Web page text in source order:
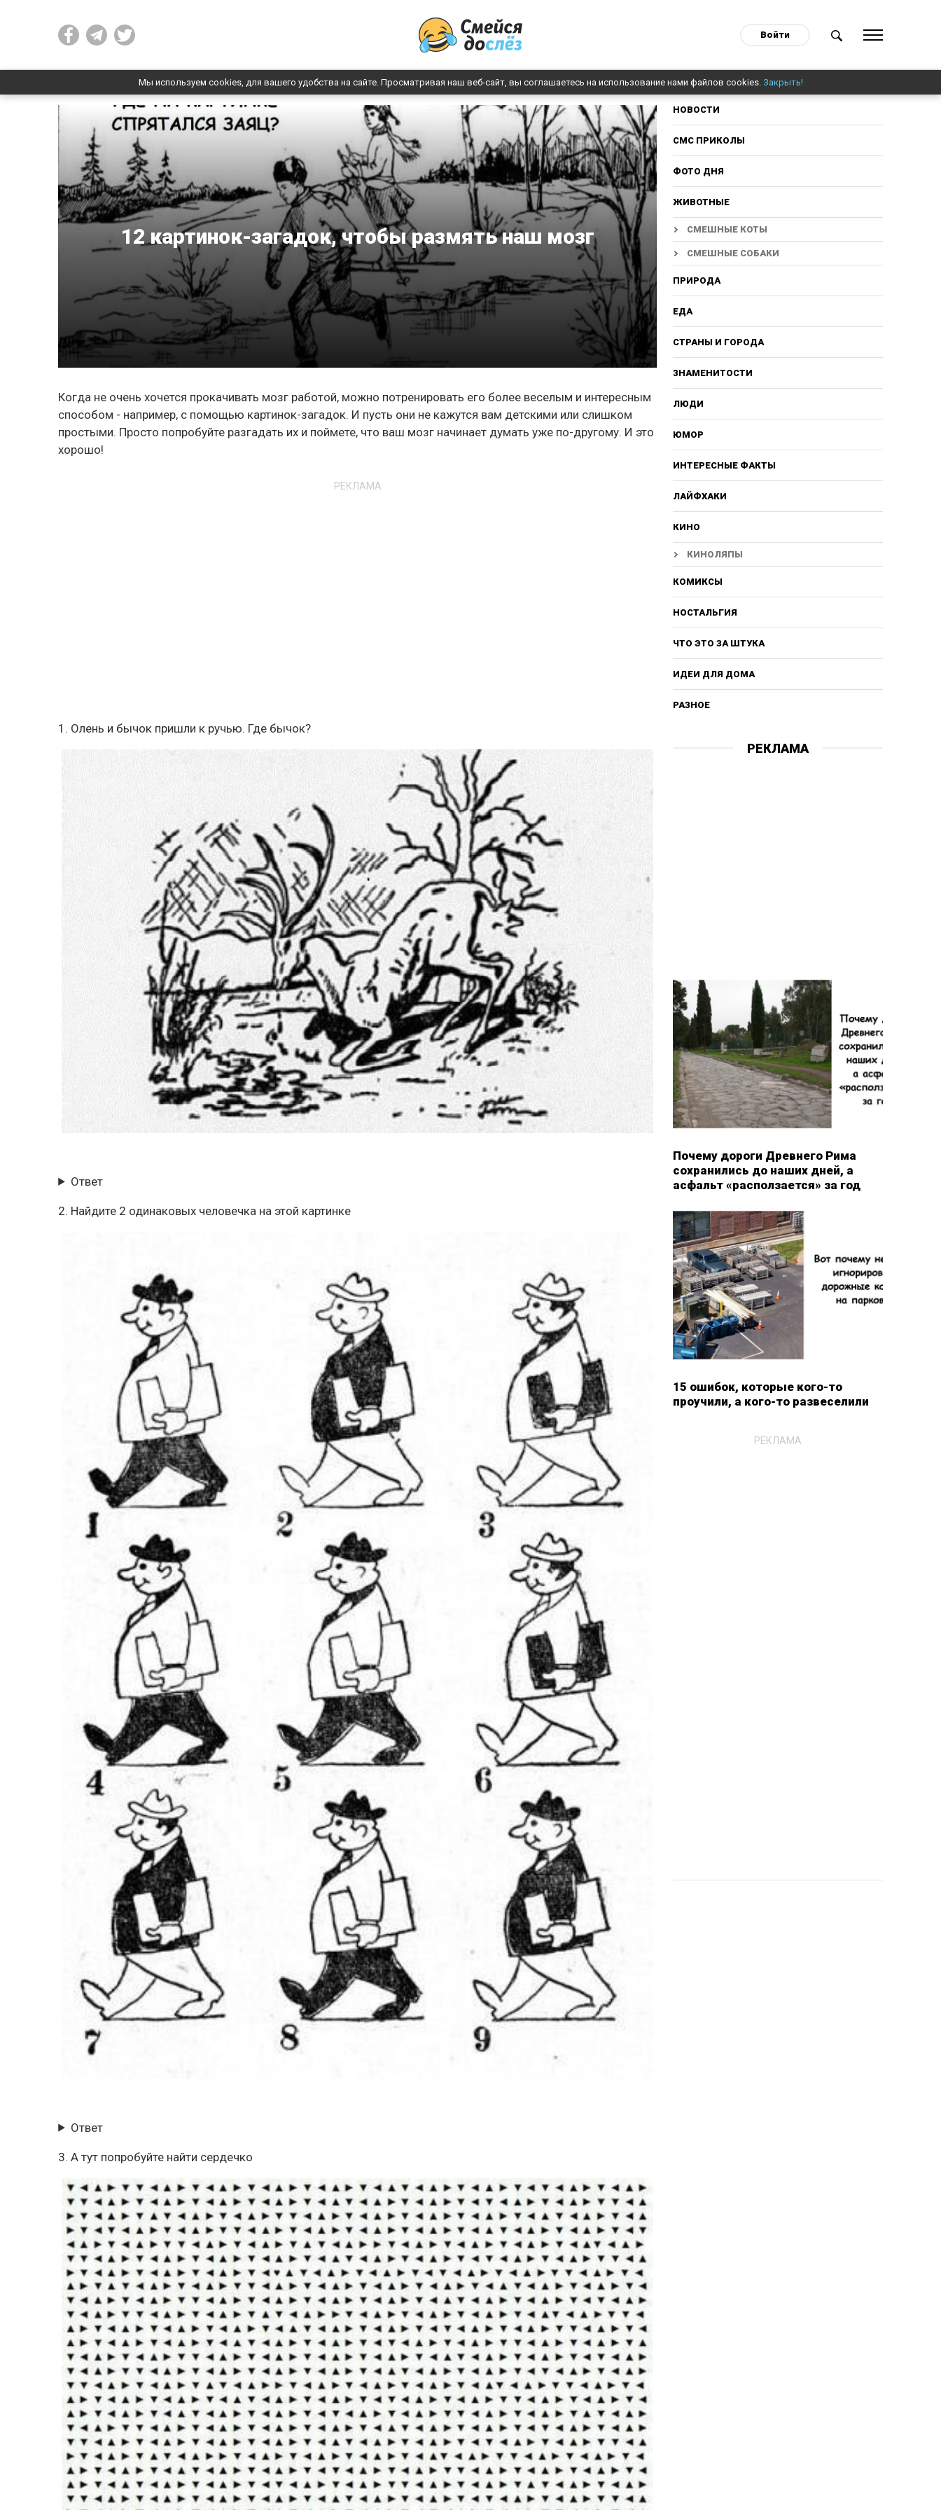
Войти
Мы используем cookies, для вашего удобства на сайте. Просматривая наш веб-сайт, вы соглашаетесь на использование нами файлов cookies. Закрыть!
12 картинок-загадок, чтобы размять наш мозг
Когда не очень хочется прокачивать мозг работой, можно потренировать его более веселым и интересным
способом - например, с помощью картинок-загадок. И пусть они не кажутся вам детскими или слишком
простыми. Просто попробуйте разгадать их и поймете, что ваш мозг начинает думать уже по-другому. И это
хорошо!
РЕКЛАМА
1. Олень и бычок пришли к ручью. Где бычок?
Ответ
2. Найдите 2 одинаковых человечка на этой картинке
Ответ
3. А тут попробуйте найти сердечко
НОВОСТИ
СМС ПРИКОЛЫ
ФОТО ДНЯ
ЖИВОТНЫЕ
СМЕШНЫЕ КОТЫ
СМЕШНЫЕ СОБАКИ
ПРИРОДА
ЕДА
СТРАНЫ И ГОРОДА
ЗНАМЕНИТОСТИ
ЛЮДИ
ЮМОР
ИНТЕРЕСНЫЕ ФАКТЫ
ЛАЙФХАКИ
КИНО
КИНОЛЯПЫ
КОМИКСЫ
НОСТАЛЬГИЯ
ЧТО ЭТО ЗА ШТУКА
ИДЕИ ДЛЯ ДОМА
РАЗНОЕ
РЕКЛАМА
Почему дороги Древнего Рима
сохранились до наших дней, а
асфальт «расползается» за год
15 ошибок, которые кого-то
проучили, а кого-то развеселили
РЕКЛАМА